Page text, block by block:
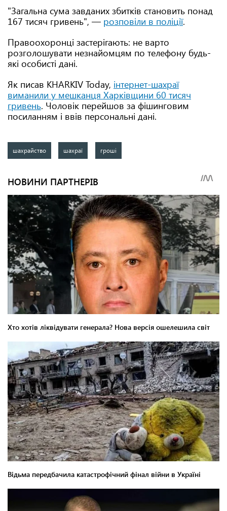
"Загальна сума завданих збитків становить понад
167 тисяч гривень", — розповіли в поліції.
Правоохоронці застерігають: не варто
розголошувати незнайомцям по телефону будь-
які особисті дані.
Як писав KHARKIV Today, інтернет-шахраї
виманили у мешканця Харківщини 60 тисяч
гривень. Чоловік перейшов за фішинговим
посиланням і ввів персональні дані.
шахрайство шахраї гроші